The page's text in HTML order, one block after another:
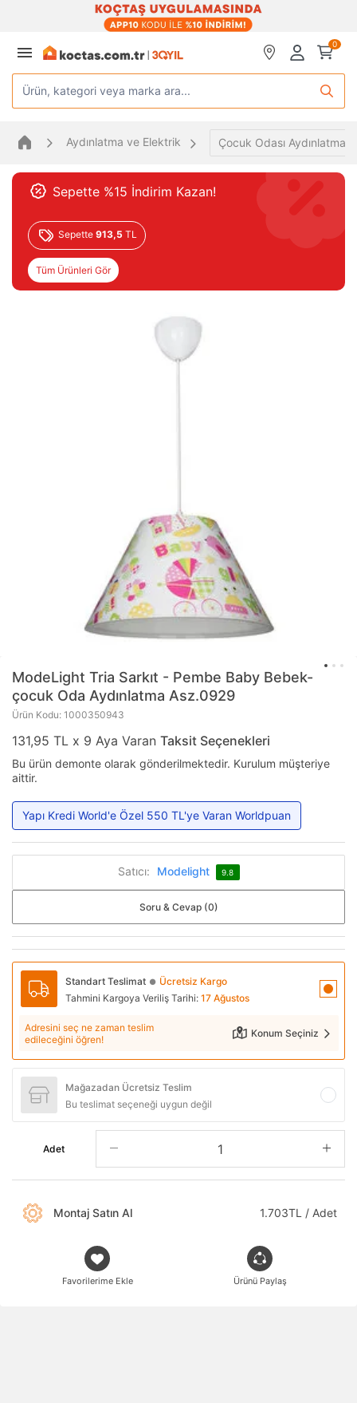
0
Ürün, kategori veya marka ara...
Aydınlatma ve Elektrik Çocuk Odası Aydınlatma
Sepette %15 İndirim Kazan!
Sepette 913,5 TL
Tüm Ürünleri Gör
ModeLight Tria Sarkıt - Pembe Baby Bebek-
çocuk Oda Aydınlatma Asz.0929
Ürün Kodu: 1000350943
131,95 TL x 9 Aya Varan Taksit Seçenekleri
Bu ürün demonte olarak gönderilmektedir. Kurulum müşteriye
aittir.
Yapı Kredi World'e Özel 550 TL'ye Varan Worldpuan
Satıcı: Modelight 9.8
Soru & Cevap (0)
Standart Teslimat ● Ücretsiz Kargo
Tahmini Kargoya Veriliş Tarihi: 17 Ağustos
Adresini seç ne zaman teslim
edileceğini öğren!
Konum Seçiniz
Mağazadan Ücretsiz Teslim
Bu teslimat seçeneği uygun değil
Adet
Montaj Satın Al 1.703TL / Adet
Favorilerime Ekle Ürünü Paylaş